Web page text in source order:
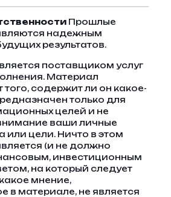
Прошлые
надежным
результатов.
поставщиком услуг
Материал
того, содержит ли он какое-
только для
целей и не
ваши личные
или цели. Ничто в этом
(и не должно
инвестиционным
на который следует
мнение,
в материале, не является